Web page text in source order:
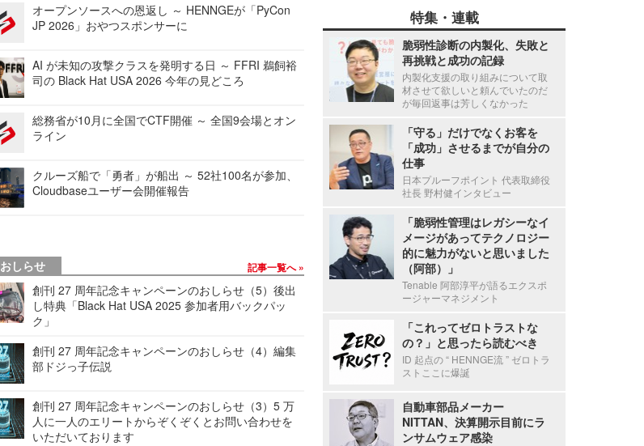
オープンソースへの恩返し ～ HENNGEが「PyCon
JP 2026」おやつスポンサーに
AI が未知の攻撃クラスを発明する日 ～ FFRI 鵜飼裕
司の Black Hat USA 2026 今年の見どころ
総務省が10月に全国でCTF開催 ～ 全国9会場とオン
ライン
クルーズ船で「勇者」が船出 ～ 52社100名が参加、
Cloudbaseユーザー会開催報告
おしらせ 記事一覧へ
創刊 27 周年記念キャンペーンのおしらせ（5）後出
し特典「Black Hat USA 2025 参加者用バックパッ
ク」
創刊 27 周年記念キャンペーンのおしらせ（4）編集
部ドジっ子伝説
創刊 27 周年記念キャンペーンのおしらせ（3）5 万
人に一人のエリートからぞくぞくとお問い合わせを
いただいております
特集・連載
脆弱性診断の内製化、失敗と
再挑戦と成功の記録
内製化支援の取り組みについて取
材させて欲しいと頼んでいたのだ
が毎回返事は芳しくなかった
「守る」だけでなくお客を
「成功」させるまでが自分の
仕事
日本プルーフポイント 代表取締役
社長 野村健インタビュー
「脆弱性管理はレガシーなイ
メージがあってテクノロジー
的に魅力がないと思いました
（阿部）」
Tenable 阿部淳平が語るエクスポ
ージャーマネジメント
「これってゼロトラストな
の？」と思ったら読むべき
ID 起点の “ HENNGE流 ” ゼロトラ
ストここに爆誕
自動車部品メーカー
NITTAN、決算開示目前にラ
ンサムウェア感染